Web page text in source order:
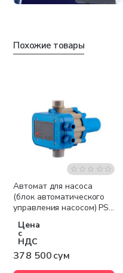
Похожие товары
Автомат для насоса
(блок автоматического
управления насосом) PS-
Цена
с
НДС
378 500 сум